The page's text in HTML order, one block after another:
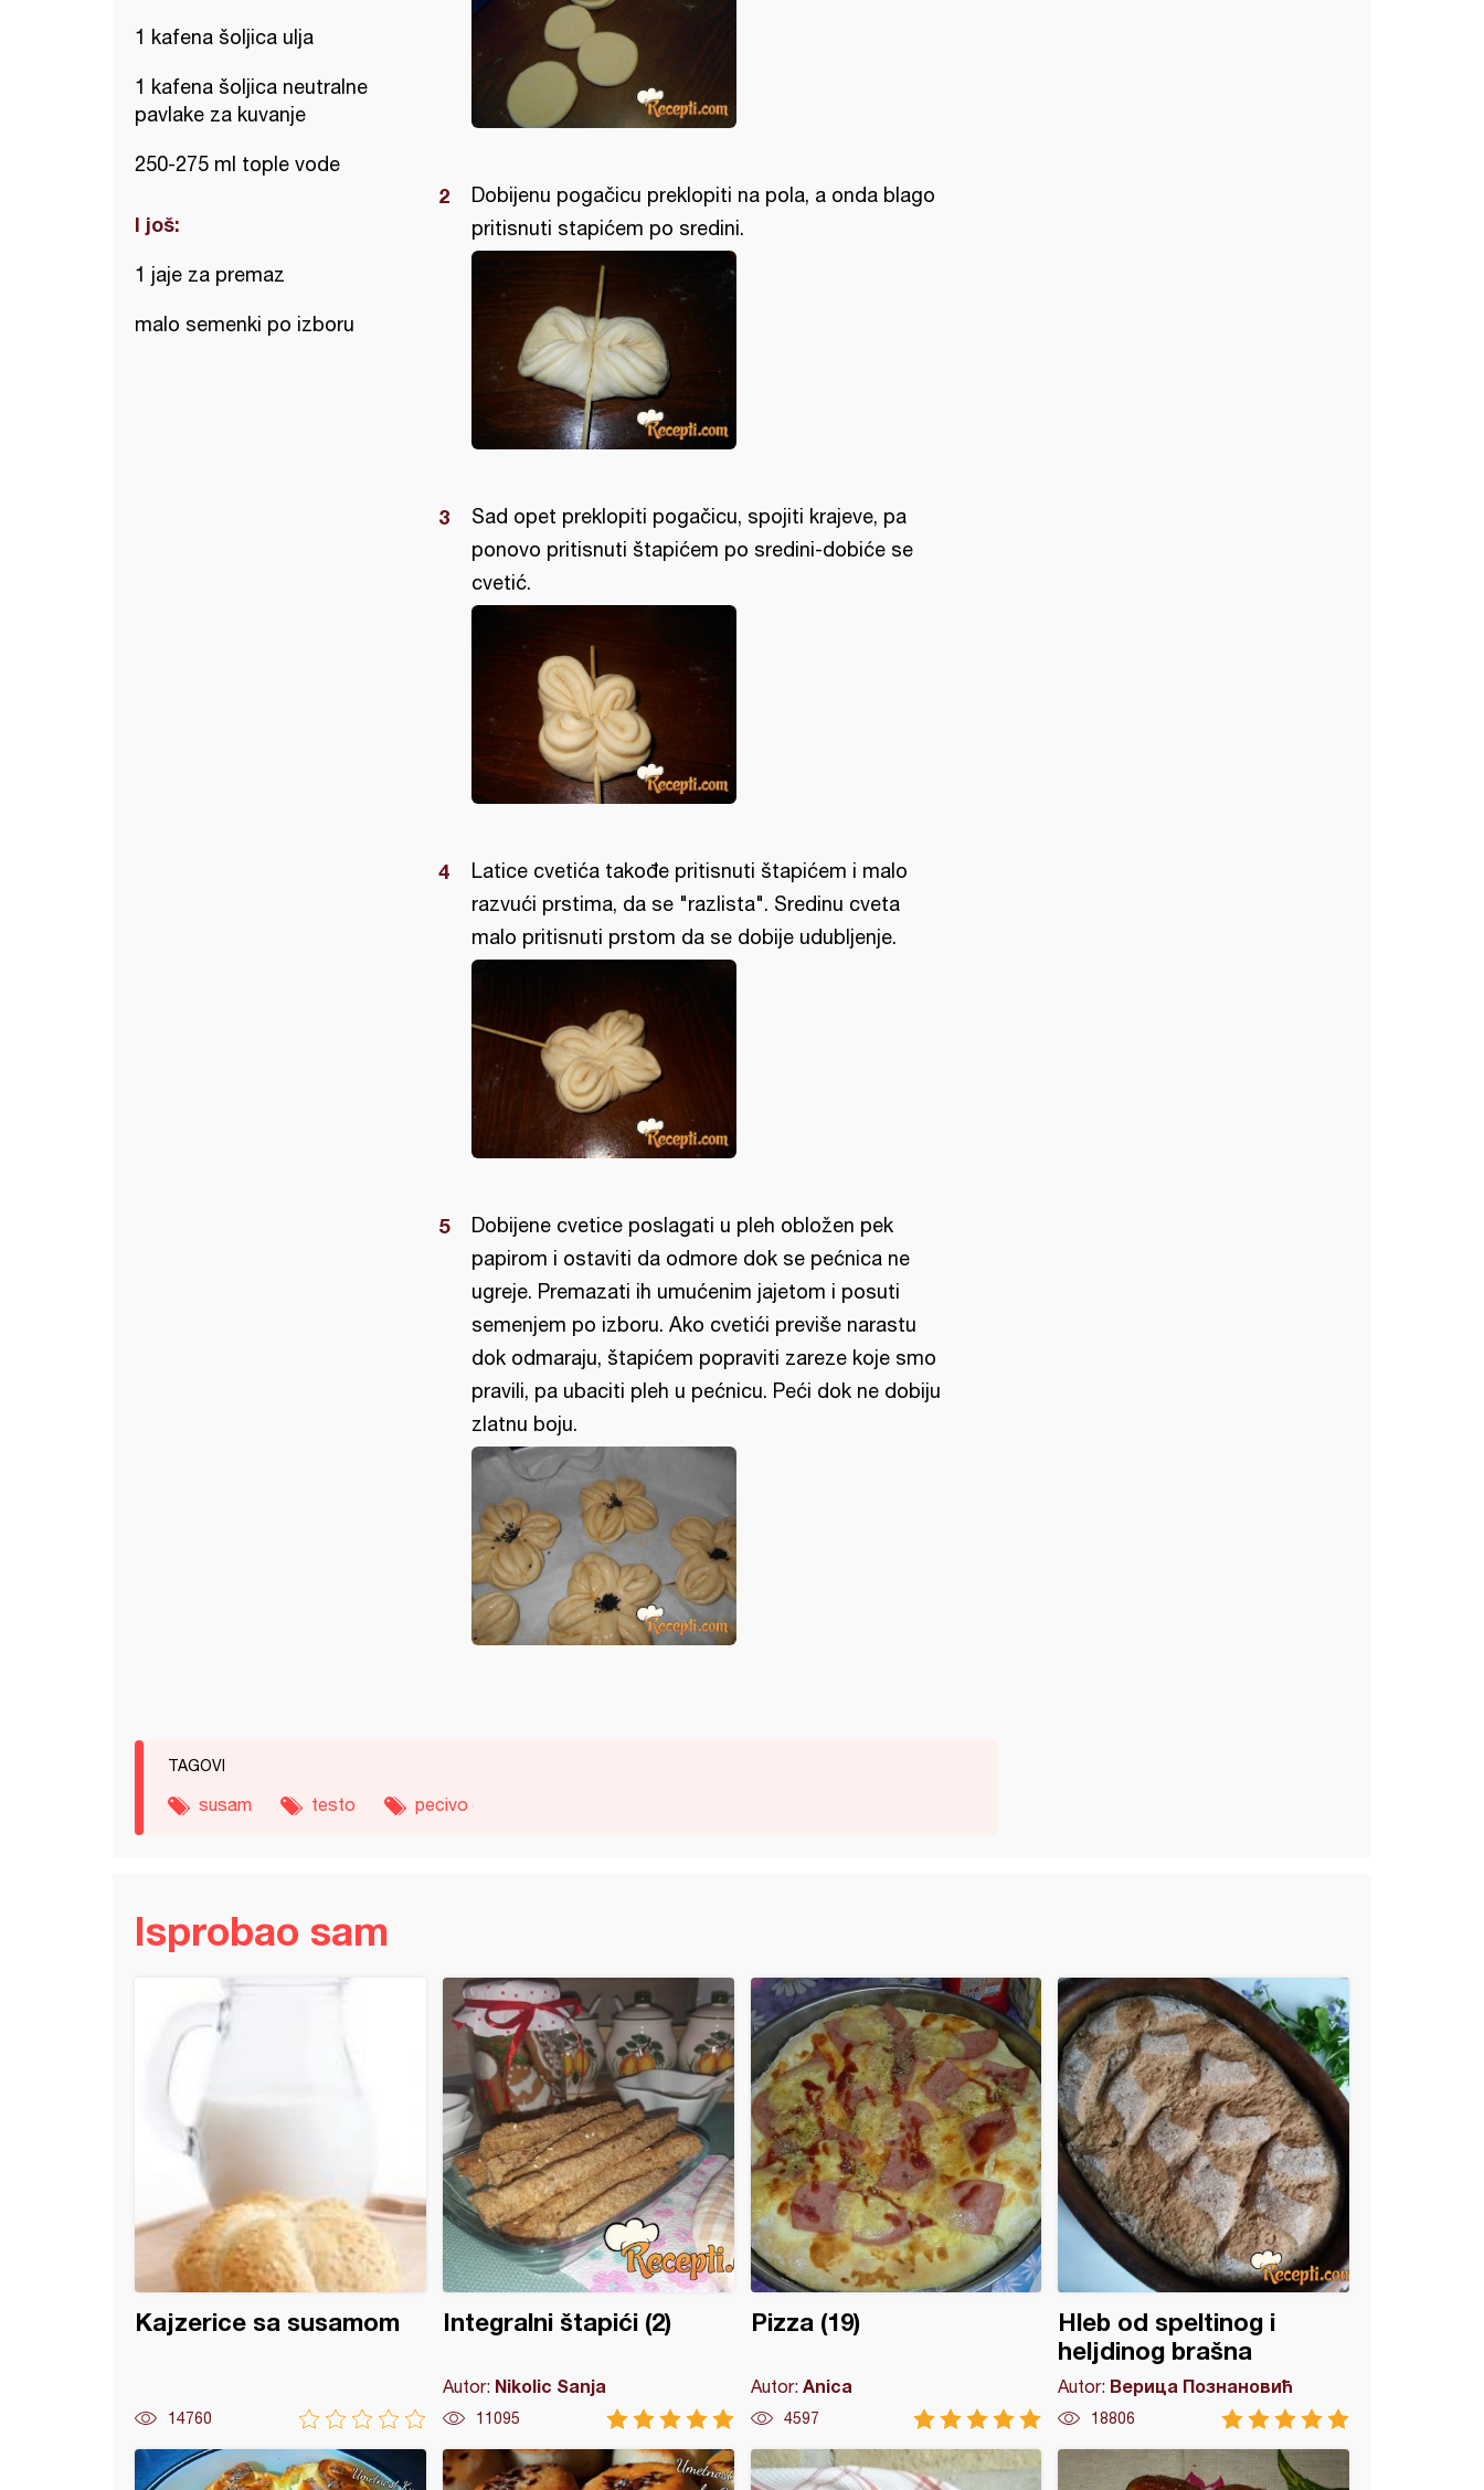
1 kafena šoljica ulja
1 kafena šoljica neutralne
pavlake za kuvanje
250-275 ml tople vode
I još:
1 jaje za premaz
malo semenki po izboru
Dobijenu pogačicu preklopiti na pola, a onda blago
pritisnuti stapićem po sredini.
Sad opet preklopiti pogačicu, spojiti krajeve, pa
ponovo pritisnuti štapićem po sredini-dobiće se
cvetić.
Latice cvetića takođe pritisnuti štapićem i malo
razvući prstima, da se "razlista". Sredinu cveta
malo pritisnuti prstom da se dobije udubljenje.
Dobijene cvetice poslagati u pleh obložen pek
papirom i ostaviti da odmore dok se pećnica ne
ugreje. Premazati ih umućenim jajetom i posuti
semenjem po izboru. Ako cvetići previše narastu
dok odmaraju, štapićem popraviti zareze koje smo
pravili, pa ubaciti pleh u pećnicu. Peći dok ne dobiju
zlatnu boju.
TAGOVI
susam testo pecivo
Isprobao sam
Kajzerice sa susamom
14760
Integralni štapići (2)
Autor: Nikolic Sanja
11095
Pizza (19)
Autor: Anica
4597
Hleb od speltinog i
heljdinog brašna
Autor: Верица Познановић
18806
sa čvarcima (po receptu moje mame)